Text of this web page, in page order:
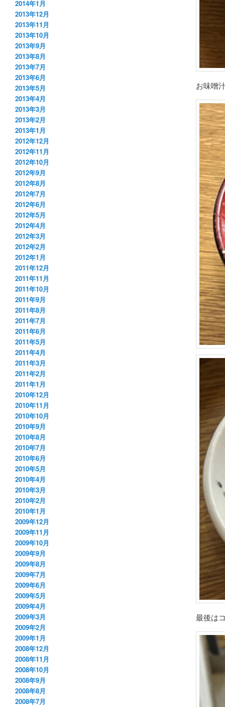
お味噌
最後は
2014年1月
2013年12月
2013年11月
2013年10月
2013年9月
2013年8月
2013年7月
2013年6月
2013年5月
2013年4月
2013年3月
2013年2月
2013年1月
2012年12月
2012年11月
2012年10月
2012年9月
2012年8月
2012年7月
2012年6月
2012年5月
2012年4月
2012年3月
2012年2月
2012年1月
2011年12月
2011年11月
2011年10月
2011年9月
2011年8月
2011年7月
2011年6月
2011年5月
2011年4月
2011年3月
2011年2月
2011年1月
2010年12月
2010年11月
2010年10月
2010年9月
2010年8月
2010年7月
2010年6月
2010年5月
2010年4月
2010年3月
2010年2月
2010年1月
2009年12月
2009年11月
2009年10月
2009年9月
2009年8月
2009年7月
2009年6月
2009年5月
2009年4月
2009年3月
2009年2月
2009年1月
2008年12月
2008年11月
2008年10月
2008年9月
2008年8月
2008年7月